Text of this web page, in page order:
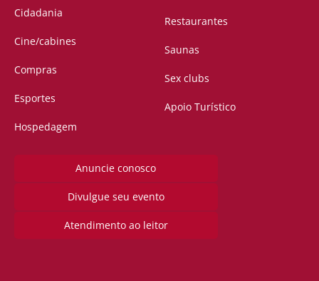
Cidadania
Cine/cabines
Compras
Esportes
Hospedagem
Restaurantes
Saunas
Sex clubs
Apoio Turístico
Anuncie conosco
Divulgue seu evento
Atendimento ao leitor